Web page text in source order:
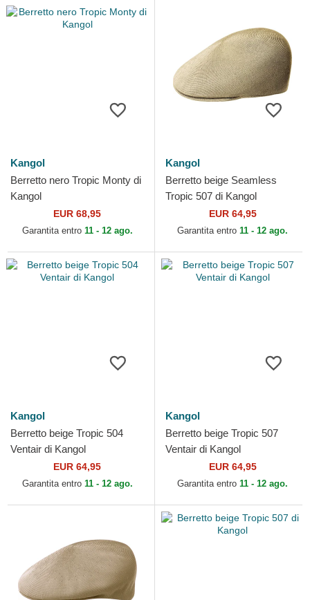
Kangol
Berretto nero Tropic Monty di
Kangol
EUR 68,95
Garantita entro 11 - 12 ago.
Kangol
Berretto beige Seamless
Tropic 507 di Kangol
EUR 64,95
Garantita entro 11 - 12 ago.
Kangol
Berretto beige Tropic 504
Ventair di Kangol
EUR 64,95
Garantita entro 11 - 12 ago.
Kangol
Berretto beige Tropic 507
Ventair di Kangol
EUR 64,95
Garantita entro 11 - 12 ago.